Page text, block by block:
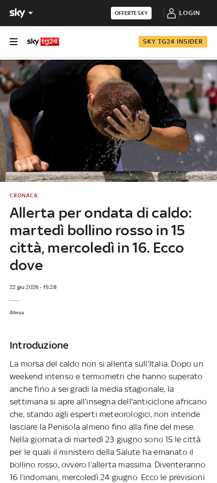
OFFERTE SKY LOGIN
SKY TG24 INSIDER
Allerta per ondata di caldo:
martedì bollino rosso in 15
città, mercoledì in 16. Ecco
dove
CRONACA
22 giu 2026 - 15:28
©Ansa
Introduzione
La morsa del caldo non si allenta sull’Italia. Dopo un
weekend intenso e termometri che hanno superato
anche fino a sei gradi la media stagionale, la
settimana si apre all’insegna dell'anticiclone africano
che, stando agli esperti meteorologici, non intende
lasciare la Penisola almeno fino alla fine del mese.
Nella giornata di martedì 23 giugno sono 15 le città
per le quali il ministero della Salute ha emanato il
bollino rosso, ovvero l’allerta massima. Diventeranno
16 l’indomani, mercoledì 24 giugno. Ecco le previsioni